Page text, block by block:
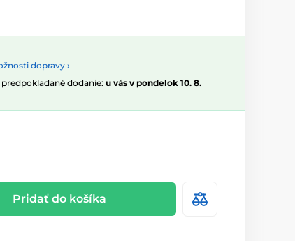
dopravy ›
predpokladané dodanie: u vás v pondelok 10. 8.
Pridať do košíka